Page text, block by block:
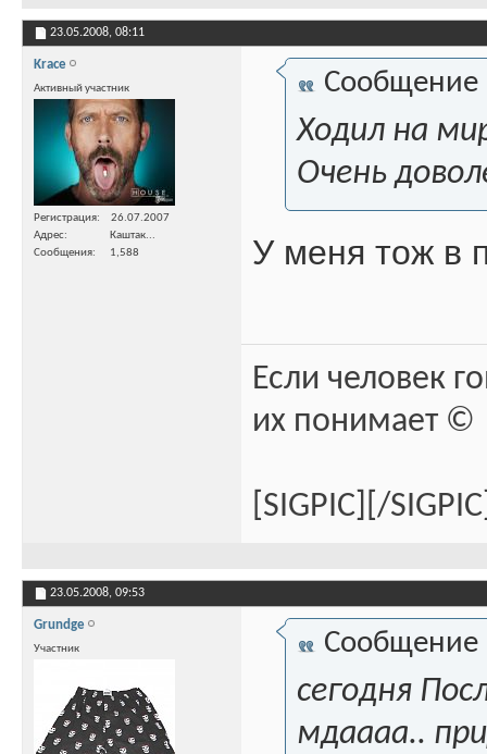
23.05.2008, 08:11
Krace
Активный участник
Регистрация
26.07.2007
Адрес
Каштак...
Сообщения
1,588
Сообщение
Ходил на
Очень
У меня тож в
Если человек
их понимает ©
[SIGPIC][/
23.05.2008, 09:53
Grundge
Участник Сообщение
сегодня
мдаааа..